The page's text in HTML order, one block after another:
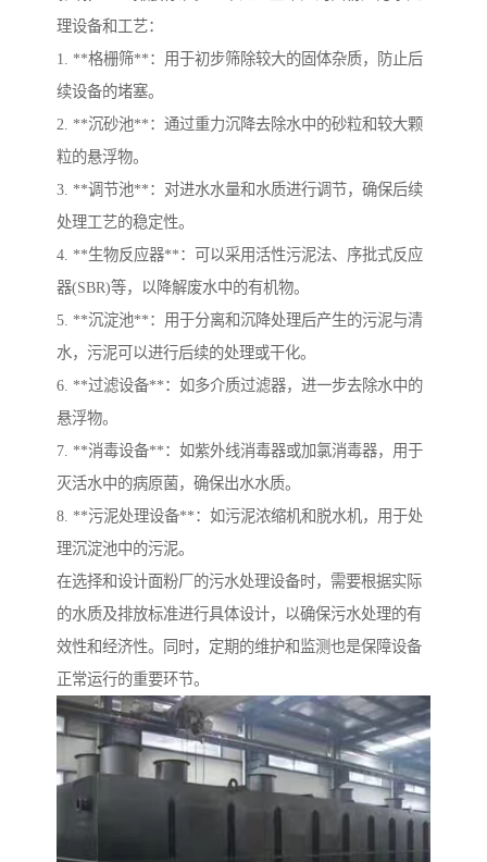
理设备和工艺：
1. **格栅筛**：用于初步筛除较大的固体杂质，防止后
续设备的堵塞。
2. **沉砂池**：通过重力沉降去除水中的砂粒和较大颗
粒的悬浮物。
3. **调节池**：对进水水量和水质进行调节，确保后续
处理工艺的稳定性。
4. **生物反应器**：可以采用活性污泥法、序批式反应
器(SBR)等，以降解废水中的有机物。
5. **沉淀池**：用于分离和沉降处理后产生的污泥与清
水，污泥可以进行后续的处理或干化。
6. **过滤设备**：如多介质过滤器，进一步去除水中的
悬浮物。
7. **消毒设备**：如紫外线消毒器或加氯消毒器，用于
灭活水中的病原菌，确保出水水质。
8. **污泥处理设备**：如污泥浓缩机和脱水机，用于处
理沉淀池中的污泥。
在选择和设计面粉厂的污水处理设备时，需要根据实际
的水质及排放标准进行具体设计，以确保污水处理的有
效性和经济性。同时，定期的维护和监测也是保障设备
正常运行的重要环节。